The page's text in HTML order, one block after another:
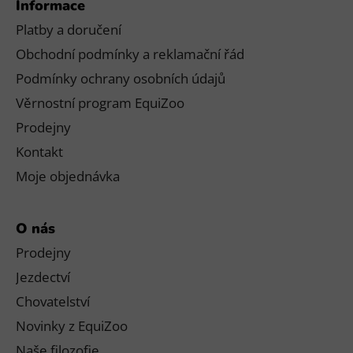
Informace
Platby a doručení
Obchodní podmínky a reklamační řád
Podmínky ochrany osobních údajů
Věrnostní program EquiZoo
Prodejny
Kontakt
Moje objednávka
O nás
Prodejny
Jezdectví
Chovatelství
Novinky z EquiZoo